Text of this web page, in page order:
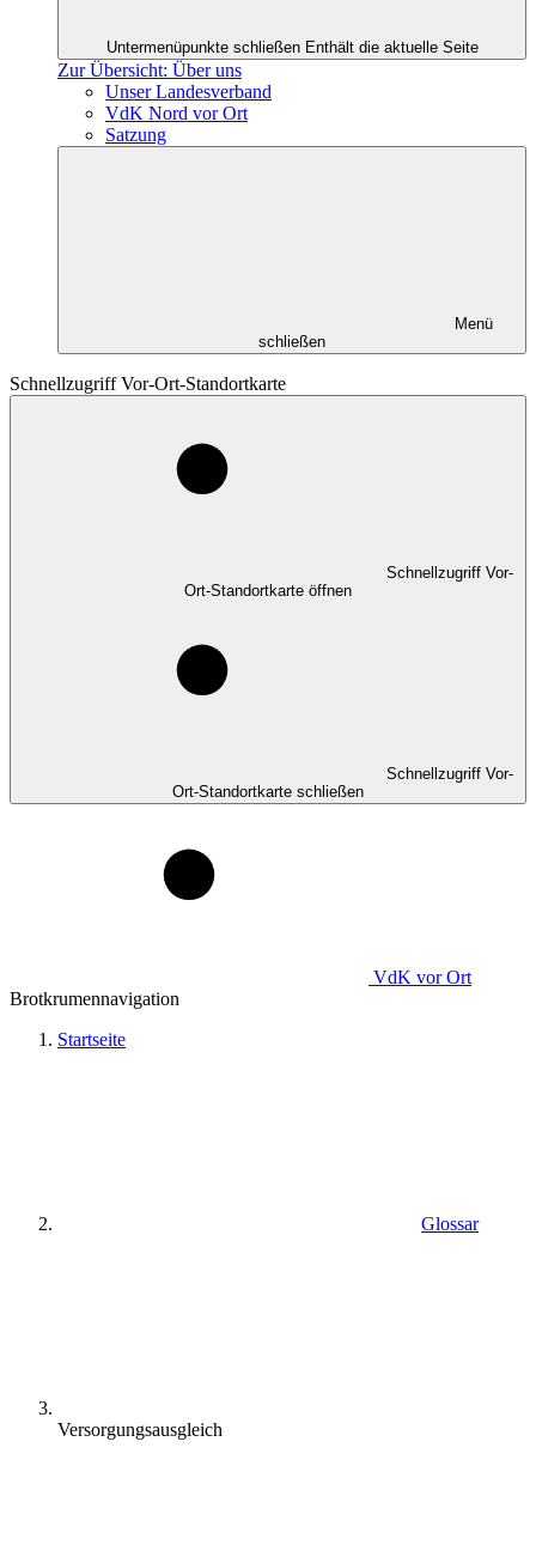
Untermenüpunkte schließen Enthält die aktuelle Seite
Zur Übersicht: Über uns
Unser Landesverband
VdK Nord vor Ort
Satzung
Menü
schließen
Schnellzugriff Vor-Ort-Standortkarte
Schnellzugriff Vor-
Ort-Standortkarte öffnen
Schnellzugriff Vor-
Ort-Standortkarte schließen
VdK vor Ort
Brotkrumennavigation
Startseite
Glossar
Versorgungsausgleich